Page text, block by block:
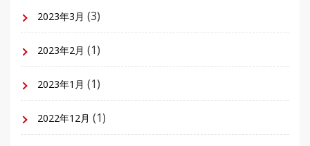
2023年3月 (3)
2023年2月 (1)
2023年1月 (1)
2022年12月 (1)